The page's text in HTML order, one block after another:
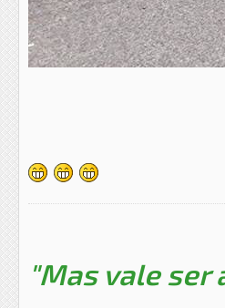
"Mas vale ser